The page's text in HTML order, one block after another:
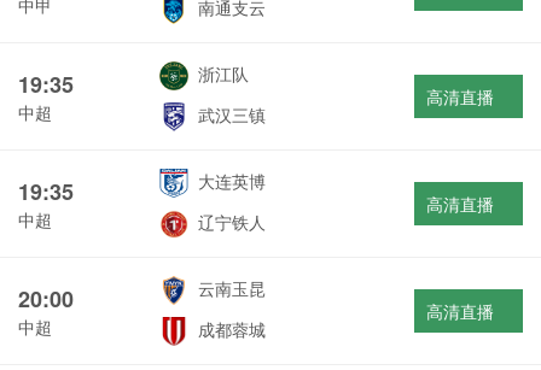
南通支云
19:35
中超
浙江队
武汉三镇
高清直播
19:35
中超
大连英博
辽宁铁人
高清直播
20:00
中超
云南玉昆
成都蓉城
高清直播